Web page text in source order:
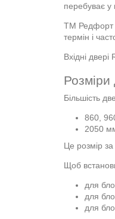
перебуває у
ТМ Редфорт
термін і
Вхідні
Розміри
Більшість
860,
2050
Це розмір
Щоб
для
для
для